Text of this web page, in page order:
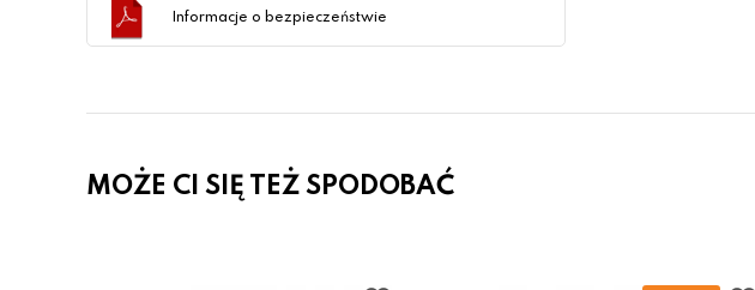
Informacje o bezpieczeństwie
MOŻE CI SIĘ TEŻ SPODOBAĆ